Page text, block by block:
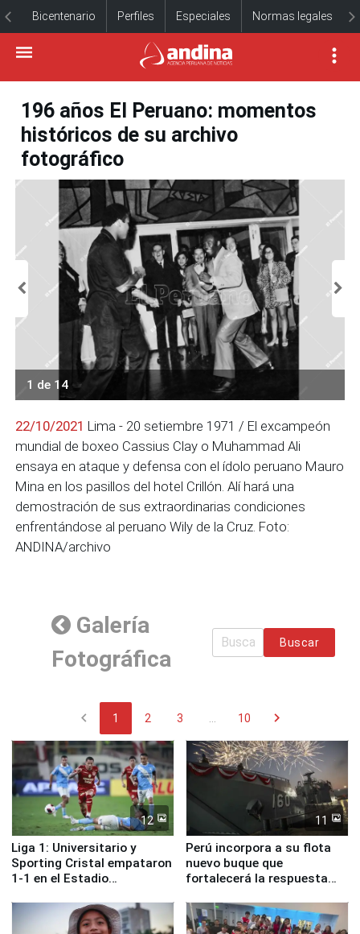
Bicentenario Perfiles Especiales Normas legales
196 años El Peruano: momentos
históricos de su archivo
fotográfico
1 de 14
22/10/2021 Lima - 20 setiembre 1971 / El excampeón
mundial de boxeo Cassius Clay o Muhammad Ali
ensaya en ataque y defensa con el ídolo peruano Mauro
Mina en los pasillos del hotel Crillón. Alí hará una
demostración de sus extraordinarias condiciones
enfrentándose al peruano Wily de la Cruz. Foto:
ANDINA/archivo
Galería
Fotográfica
Buscar
chevron_left 1 2 3 10 chevron_right
12
Liga 1: Universitario y
Sporting Cristal empataron
1-1 en el Estadio
11
Perú incorpora a su flota
nuevo buque que
fortalecerá la respuesta